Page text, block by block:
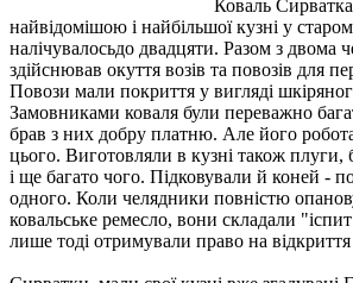
Коваль Сирватка був
найвідомішою і найбільшої кузні у
налічувалосьдо двадцяти. Разом з двома
здійснював окуття возів та повозів для
Повози мали покриття у вигляді
Замовниками коваля були переважно
брав з них добру платню. Але його
цього. Виготовляли в кузні також
і ще багато чого. Підковували й коней -
одного. Коли челядники повністю
ковальське ремесло, вони складали
лише тоді отримували право на